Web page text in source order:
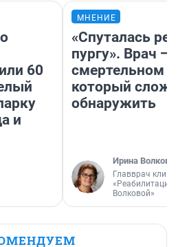
60
и
МНЕНИЕ
«Спуталась
пургу». Врач —
смертельном
который
обнаружить
Ирина Волкова
Главврач
«Реабилитация
Волковой»